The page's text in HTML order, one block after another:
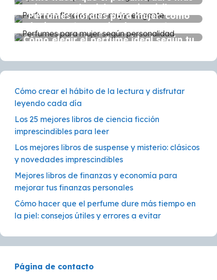
tiempo en la piel: consejos útiles y
errores a evitar
Perfumes florales para mujer: cómo
elegir una fragancia elegante, fresca
y duradera
Cómo elegir el perfume ideal según tu
Cómo crear el hábito de la lectura y disfrutar
leyendo cada día
Los 25 mejores libros de ciencia ficción
imprescindibles para leer
Los mejores libros de suspense y misterio: clásicos
y novedades imprescindibles
Mejores libros de finanzas y economía para
mejorar tus finanzas personales
Cómo hacer que el perfume dure más tiempo en
la piel: consejos útiles y errores a evitar
Página de contacto